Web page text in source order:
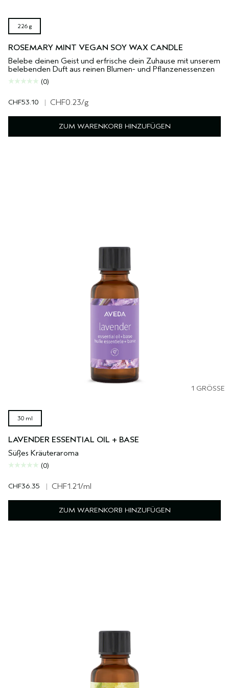
226 g
ROSEMARY MINT VEGAN SOY WAX CANDLE
Belebe deinen Geist und erfrische dein Zuhause mit unserem
belebenden Duft aus reinen Blumen- und Pflanzenessenzen
(0)
CHF53.10 | CHF0.23/g
ZUM WARENKORB HINZUFÜGEN
1 GRÖSSE
30 ml
LAVENDER ESSENTIAL OIL + BASE
Süßes Kräuteraroma
(0)
CHF36.35 | CHF1.21/ml
ZUM WARENKORB HINZUFÜGEN